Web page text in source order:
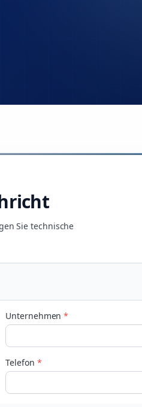
Sie technische
Unternehmen *
Telefon *